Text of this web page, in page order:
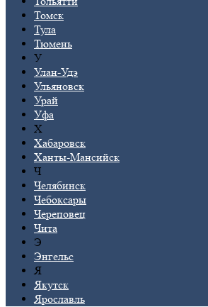
Томск
Тула
Тюмень
У
Улан-Удэ
Ульяновск
Урай
Уфа
Х
Хабаровск
Ханты-Мансийск
Ч
Челябинск
Чебоксары
Череповец
Чита
Э
Энгельс
Я
Якутск
Ярославль